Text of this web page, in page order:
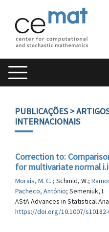
PUBLICAÇÕES>
INTERNACIONAIS
Correction to:
for multivariate normal
Morais, M. C. ; Schmid, W.;
Pacheco, António; Semeniuk, I.
AStA Advances in Statistical
https://doi.org/10.1007/s10182-